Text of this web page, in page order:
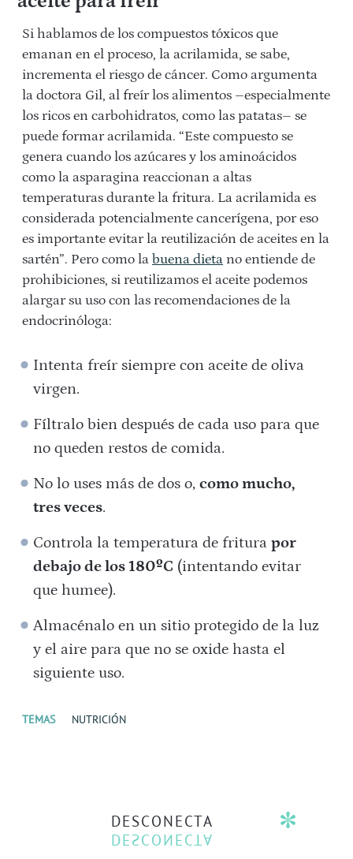
Si hablamos de los compuestos tóxicos que
emanan en el proceso, la acrilamida, se sabe,
incrementa el riesgo de cáncer. Como argumenta
la doctora Gil, al freír los alimentos –especialmente
los ricos en carbohidratos, como las patatas– se
puede formar acrilamida. “Este compuesto se
genera cuando los azúcares y los aminoácidos
como la asparagina reaccionan a altas
temperaturas durante la fritura. La acrilamida es
considerada potencialmente cancerígena, por eso
es importante evitar la reutilización de aceites en la
sartén”. Pero como la buena dieta no entiende de
prohibiciones, si reutilizamos el aceite podemos
alargar su uso con las recomendaciones de la
endocrinóloga:
Intenta freír siempre con aceite de oliva
virgen.
Fíltralo bien después de cada uso para que
no queden restos de comida.
No lo uses más de dos o,como mucho,
tres veces.
Controla la temperatura de friturapor
debajo de los 180ºC (intentando evitar
que humee).
Almacénalo en un sitio protegido de la luz
y el aire para que no se oxide hasta el
siguiente uso.
TEMAS NUTRICIÓN
DESCONECTA